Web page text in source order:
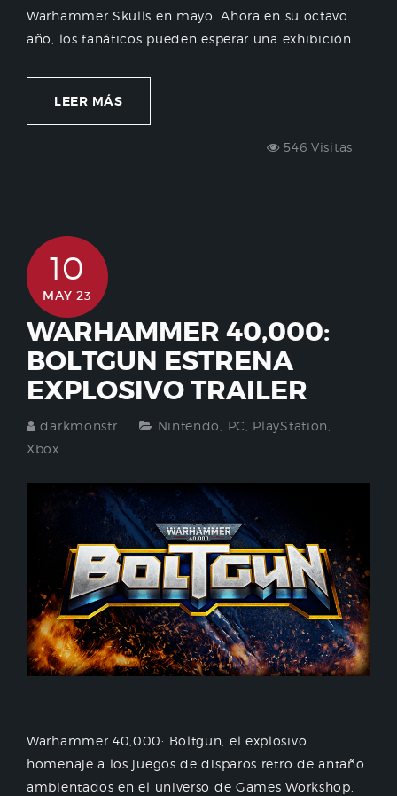
Warhammer Skulls en mayo. ​Ahora en su octavo
año, los fanáticos pueden esperar una exhibición...
LEER MÁS
546 Visitas
10
MAY 23
WARHAMMER 40,000:
BOLTGUN ESTRENA
EXPLOSIVO TRAILER
darkmonstr Nintendo PC PlayStation
Xbox
Warhammer 40,000: Boltgun, el explosivo
homenaje a los juegos de disparos retro de antaño
ambientados en el universo de Games Workshop,